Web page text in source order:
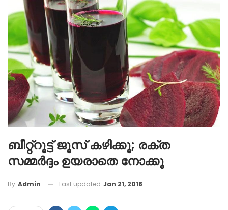
ബീറ്റ്‌റൂട്ട് ജൂസ് കഴിക്കൂ; രക്ത
സമ്മര്‍ദ്ദം ഉയരാതെ നോക്കൂ
By Admin Last updated Jan 21, 2018